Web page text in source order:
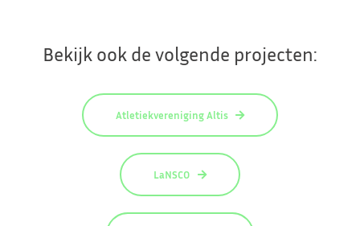
Bekijk ook de volgende projecten:
Atletiekvereniging Altis
LaNSCO